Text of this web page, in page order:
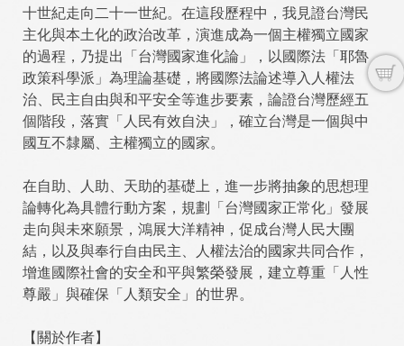
十世紀走向二十一世紀。在這段歷程中，我見證台灣民
主化與本土化的政治改革，演進成為一個主權獨立國家
的過程，乃提出「台灣國家進化論」，以國際法「耶魯
政策科學派」為理論基礎，將國際法論述導入人權法
治、民主自由與和平安全等進步要素，論證台灣歷經五
個階段，落實「人民有效自決」，確立台灣是一個與中
國互不隸屬、主權獨立的國家。
在自助、人助、天助的基礎上，進一步將抽象的思想理
論轉化為具體行動方案，規劃「台灣國家正常化」發展
走向與未來願景，鴻展大洋精神，促成台灣人民大團
結，以及與奉行自由民主、人權法治的國家共同合作，
增進國際社會的安全和平與繁榮發展，建立尊重「人性
尊嚴」與確保「人類安全」的世界。
【關於作者】